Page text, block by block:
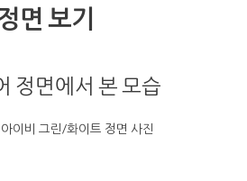
면 보기
정면에서 본 모습